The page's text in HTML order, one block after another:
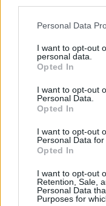
Personal Data
I want to opt-out
personal data.
Opted In
I want to opt-out
Personal Data.
Opted In
I want to opt-out
Personal Data for
Opted In
I want to opt-out
Retention, Sale,
Personal Data
Purposes for
Savaitės vidurys
32 laipsnių šilumos
Žinios | Orai
Nufilmavo, kaip
vaizdas pribloškia
Žinios | Lietuvos diena